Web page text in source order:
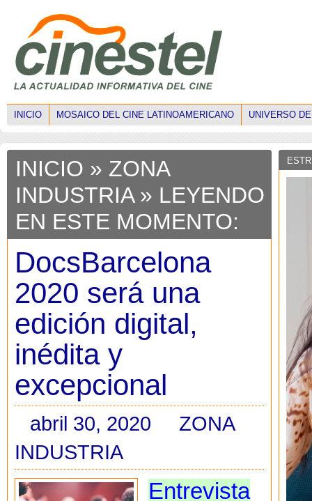
INICIO MOSAICO DEL CINE LATINOAMERICANO UNIVERSO
INICIO » ZONA
INDUSTRIA» LEYENDO
EN ESTE MOMENTO:
DocsBarcelona
2020 será una
edición digital,
inédita y
excepcional
abril 30, 2020
ZONA
INDUSTRIA
Entrevista